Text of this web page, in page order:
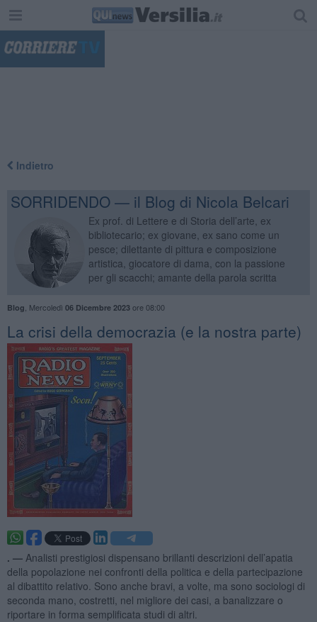
Indietro
SORRIDENDO — il Blog di Nicola Belcari
Ex prof. di Lettere e di Storia dell’arte, ex
bibliotecario; ex giovane, ex sano come un
pesce; dilettante di pittura e composizione
artistica, giocatore di dama, con la passione
per gli scacchi; amante della parola scritta
Blog Mercoledì 06 Dicembre 2023ore 08:00
La crisi della democrazia (e la nostra parte)
. — Analisti prestigiosi dispensano brillanti descrizioni dell’apatia
della popolazione nei confronti della politica e della partecipazione
al dibattito relativo. Sono anche bravi, a volte, ma sono sociologi di
seconda mano, costretti, nel migliore dei casi, a banalizzare o
riportare in forma semplificata studi di altri.